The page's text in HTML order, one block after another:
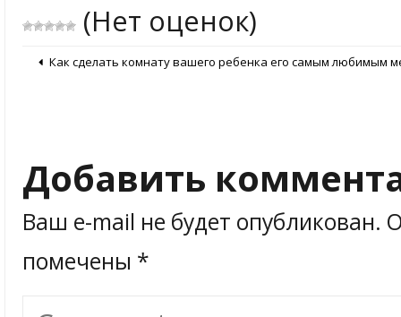
(Нет оценок)
Как сделать комнату вашего ребенка его самым любимым
Добавить
Ваш e-mail не будет опубликован.
помечены *